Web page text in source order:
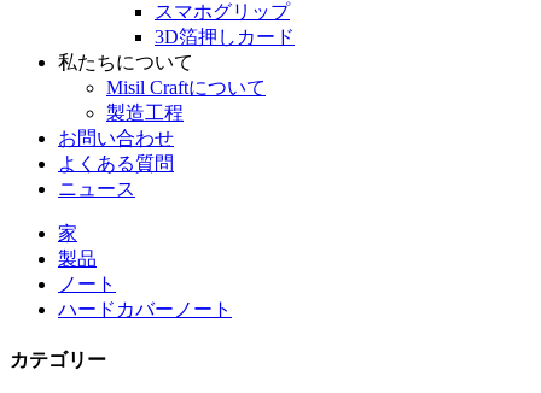
スマホグリップ
3D箔押しカード
私たちについて
Misil Craftについて
製造工程
お問い合わせ
よくある質問
ニュース
家
製品
ノート
ハードカバーノート
カテゴリー